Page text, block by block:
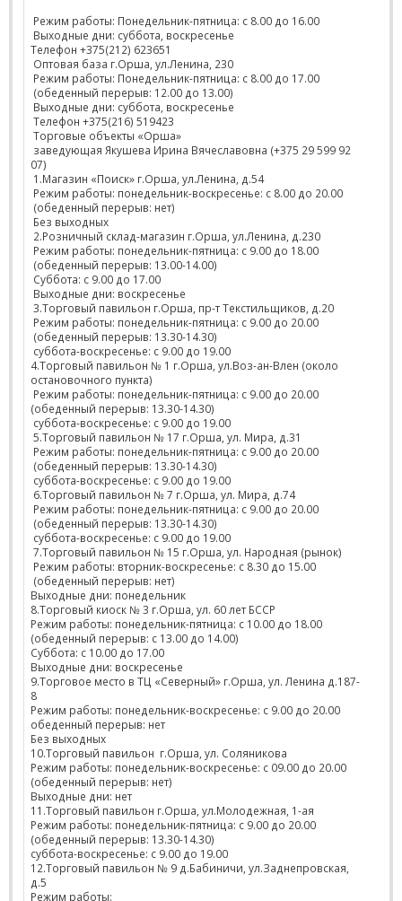
Режим работы: Понедельник-пятница: с 8.00 до 16.00
Выходные дни: суббота, воскресенье
Телефон +375(212) 623651
Оптовая база г.Орша, ул.Ленина, 230
Режим работы: Понедельник-пятница: с 8.00 до 17.00
(обеденный перерыв: 12.00 до 13.00)
Выходные дни: суббота, воскресенье
Телефон +375(216) 519423
Торговые объекты «Орша»
заведующая Якушева Ирина Вячеславовна (+375 29 599 92
07)
1.Магазин «Поиск» г.Орша, ул.Ленина, д.54
Режим работы: понедельник-воскресенье: с 8.00 до 20.00
(обеденный перерыв: нет)
Без выходных
2.Розничный склад-магазин г.Орша, ул.Ленина, д.230
Режим работы: понедельник-пятница: с 9.00 до 18.00
(обеденный перерыв: 13.00-14.00)
Суббота: с 9.00 до 17.00
Выходные дни: воскресенье
3.Торговый павильон г.Орша, пр-т Текстильщиков, д.20
Режим работы: понедельник-пятница: с 9.00 до 20.00
(обеденный перерыв: 13.30-14.30)
суббота-воскресенье: с 9.00 до 19.00
4.Торговый павильон № 1 г.Орша, ул.Воз-ан-Влен (около
остановочного пункта)
Режим работы: понедельник-пятница: с 9.00 до 20.00
(обеденный перерыв: 13.30-14.30)
суббота-воскресенье: с 9.00 до 19.00
5.Торговый павильон № 17 г.Орша, ул. Мира, д.31
Режим работы: понедельник-пятница: с 9.00 до 20.00
(обеденный перерыв: 13.30-14.30)
суббота-воскресенье: с 9.00 до 19.00
6.Торговый павильон № 7 г.Орша, ул. Мира, д.74
Режим работы: понедельник-пятница: с 9.00 до 20.00
(обеденный перерыв: 13.30-14.30)
суббота-воскресенье: с 9.00 до 19.00
7.Торговый павильон № 15 г.Орша, ул. Народная (рынок)
Режим работы: вторник-воскресенье: с 8.30 до 15.00
(обеденный перерыв: нет)
Выходные дни: понедельник
8.Торговый киоск № 3 г.Орша, ул. 60 лет БССР
Режим работы: понедельник-пятница: с 10.00 до 18.00
(обеденный перерыв: с 13.00 до 14.00)
Суббота: с 10.00 до 17.00
Выходные дни: воскресенье
9.Торговое место в ТЦ «Северный» г.Орша, ул. Ленина д.187-
8
Режим работы: понедельник-воскресенье: с 9.00 до 20.00
обеденный перерыв: нет
Без выходных
10.Торговый павильон г.Орша, ул. Соляникова
Режим работы: понедельник-воскресенье: с 09.00 до 20.00
(обеденный перерыв: нет)
Выходные дни: нет
11.Торговый павильон г.Орша, ул.Молодежная, 1-ая
Режим работы: понедельник-пятница: с 9.00 до 20.00
(обеденный перерыв: 13.30-14.30)
суббота-воскресенье: с 9.00 до 19.00
12.Торговый павильон № 9 д.Бабиничи, ул.Заднепровская,
д.5
Режим работы: